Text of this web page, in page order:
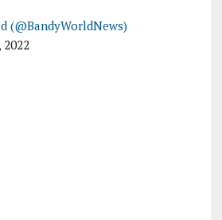
(@BandyWorldNews)
2022